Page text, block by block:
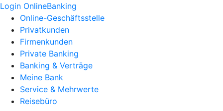
Login OnlineBanking
Online-Geschäftsstelle
Privatkunden
Firmenkunden
Private Banking
Banking & Verträge
Meine Bank
Service & Mehrwerte
Reisebüro